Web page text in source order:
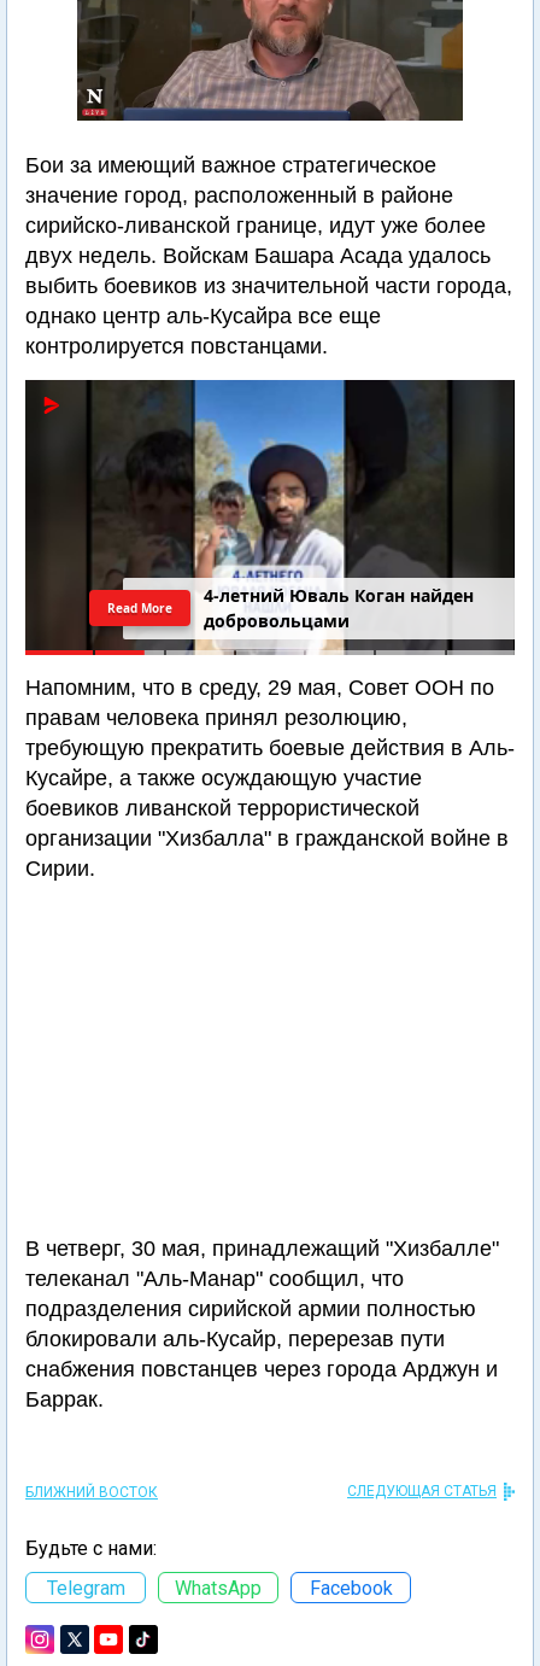
Бои за имеющий важное стратегическое
значение город, расположенный в районе
сирийско-ливанской границе, идут уже более
двух недель. Войскам Башара Асада удалось
выбить боевиков из значительной части города,
однако центр аль-Кусайра все еще
контролируется повстанцами.
4-летний Юваль Коган найден
добровольцами
Read More
Напомним, что в среду, 29 мая, Совет ООН по
правам человека принял резолюцию,
требующую прекратить боевые действия в Аль-
Кусайре, а также осуждающую участие
боевиков ливанской террористической
организации "Хизбалла" в гражданской войне в
Сирии.
В четверг, 30 мая, принадлежащий "Хизбалле"
телеканал "Аль-Манар" сообщил, что
подразделения сирийской армии полностью
блокировали аль-Кусайр, перерезав пути
снабжения повстанцев через города Арджун и
Баррак.
БЛИЖНИЙ ВОСТОК СЛЕДУЮЩАЯ СТАТЬЯ
Будьте с нами:
Telegram
WhatsApp Facebook